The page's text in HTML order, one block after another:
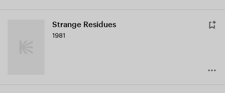
Strange Residues
1981